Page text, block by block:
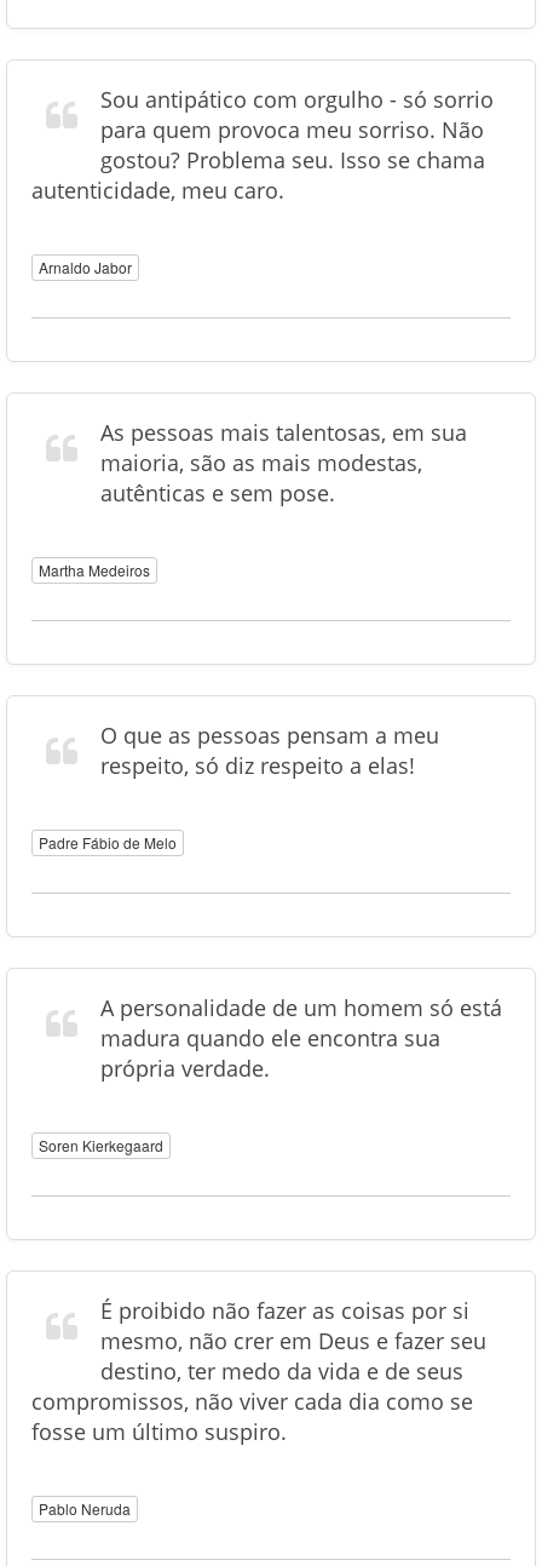
Sou antipático com orgulho - só sorrio
para quem provoca meu sorriso. Não
gostou? Problema seu. Isso se chama
autenticidade, meu caro.
Arnaldo Jabor
As pessoas mais talentosas, em sua
maioria, são as mais modestas,
autênticas e sem pose.
Martha Medeiros
O que as pessoas pensam a meu
respeito, só diz respeito a elas!
Padre Fábio de Melo
A personalidade de um homem só está
madura quando ele encontra sua
própria verdade.
Soren Kierkegaard
É proibido não fazer as coisas por si
mesmo, não crer em Deus e fazer seu
destino, ter medo da vida e de seus
compromissos, não viver cada dia como se
fosse um último suspiro.
Pablo Neruda